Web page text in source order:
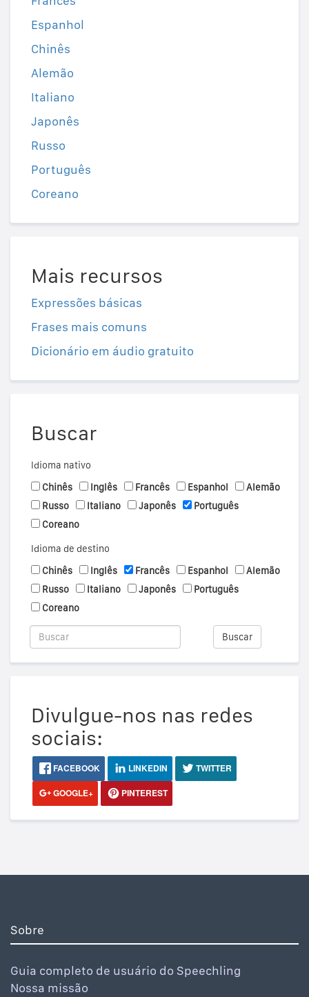
Espanhol
Chinês
Alemão
Italiano
Japonês
Russo
Português
Coreano
Mais recursos
Expressões básicas
Frases mais comuns
Dicionário em áudio gratuito
Buscar
Idioma nativo
Chinês
Inglês Francês Espanhol
Alemão
Russo
Italiano Japonês
Português
Coreano
Idioma de destino
Chinês
Inglês Francês Espanhol
Alemão
Russo
Italiano Japonês
Português
Coreano
Buscar
Divulgue-nos nas redes
sociais:
FACEBOOK LINKEDIN
TWITTER
GOOGLE+
PINTEREST
Sobre
Guia completo de usuário do Speechling
Nossa missão